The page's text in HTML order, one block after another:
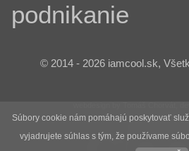
podnikanie
© 2014 - 2026 iamcool.sk,
Súbory cookie nám pomáhajú poskytovať
vyjadrujete súhlas s tým, že používame